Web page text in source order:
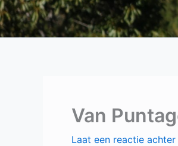
Van
Laat een reactie achter